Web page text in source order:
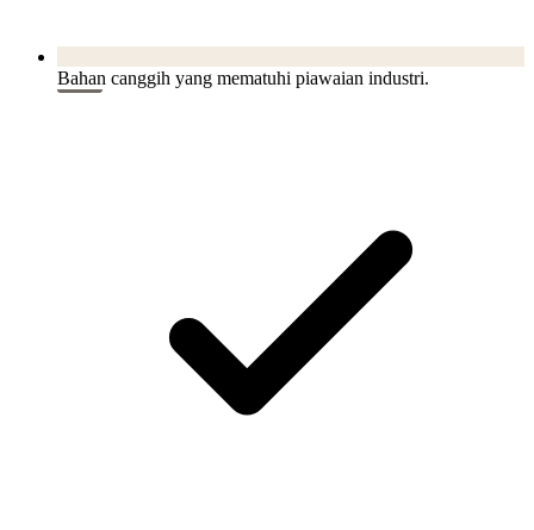
Bahan canggih yang mematuhi piawaian industri.